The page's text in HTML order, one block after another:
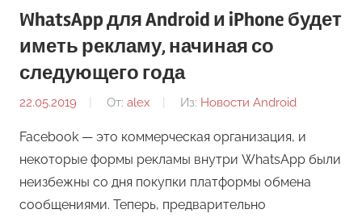
WhatsApp для Android и iPhone будет
иметь рекламу, начиная со
следующего года
22.05.2019 От: alex Из: Новости Android
Facebook — это коммерческая организация, и
некоторые формы рекламы внутри WhatsApp были
неизбежны со дня покупки платформы обмена
сообщениями. Теперь, предварительно